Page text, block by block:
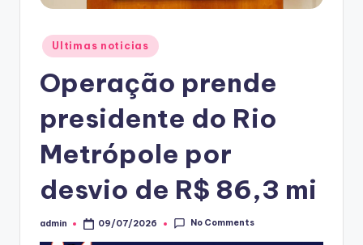
Posted
in
Ultimas noticias
Operação prende
presidente do Rio
Metrópole por
desvio de R$ 86,3 mi
Posted
admin 09/07/2026 No Comments